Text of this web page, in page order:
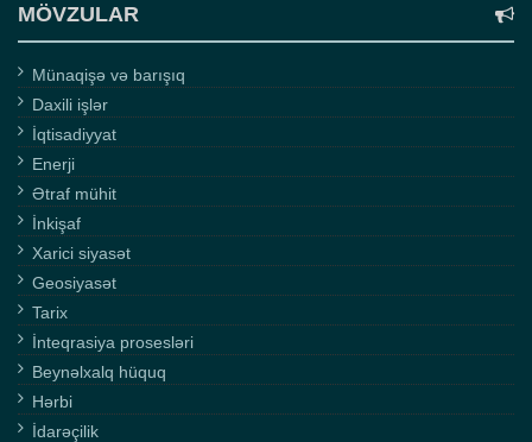
MÖVZULAR
Münaqişə və barışıq
Daxili işlər
İqtisadiyyat
Enerji
Ətraf mühit
İnkişaf
Xarici siyasət
Geosiyasət
Tarix
İnteqrasiya prosesləri
Beynəlxalq hüquq
Hərbi
İdarəçilik